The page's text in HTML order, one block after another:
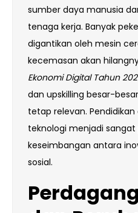
sumber daya manusia
tenaga kerja. Banyak
digantikan oleh mesin
kecemasan akan
Ekonomi Digital Tahun
dan upskilling besar-
tetap relevan.
teknologi menjadi
keseimbangan antara
sosial.